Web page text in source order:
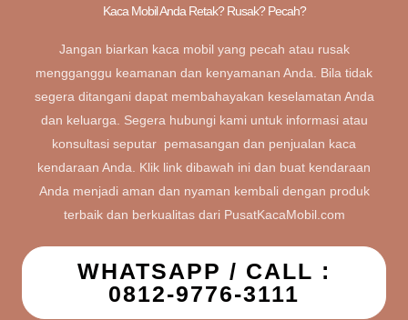
Kaca Mobil Anda Retak? Rusak? Pecah?
Jangan biarkan kaca mobil yang pecah atau rusak
mengganggu keamanan dan kenyamanan Anda. Bila tidak
segera ditangani dapat membahayakan keselamatan Anda
dan keluarga. Segera hubungi kami untuk informasi atau
konsultasi seputar pemasangan dan penjualan kaca
kendaraan Anda. Klik link dibawah ini dan buat kendaraan
Anda menjadi aman dan nyaman kembali dengan produk
terbaik dan berkualitas dari PusatKacaMobil.com
WHATSAPP / CALL :
0812-9776-3111